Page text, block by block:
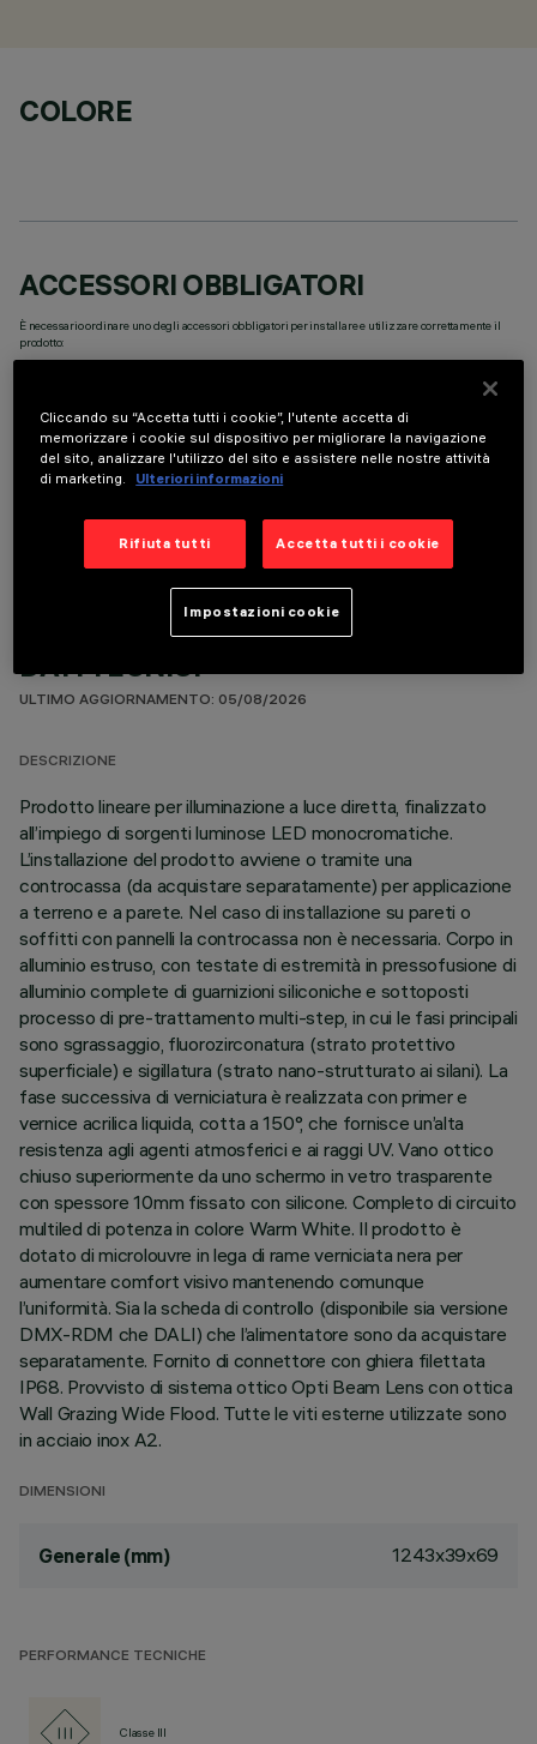
COLORE
ACCESSORI OBBLIGATORI
È necessario ordinare uno degli accessori obbligatori per installare e utilizzare correttamente il
prodotto:
COMPONENTI OPZIONALI
DATI TECNICI
ULTIMO AGGIORNAMENTO: 05/08/2026
DESCRIZIONE
Prodotto lineare per illuminazione a luce diretta, finalizzato
all’impiego di sorgenti luminose LED monocromatiche.
L’installazione del prodotto avviene o tramite una
controcassa (da acquistare separatamente) per applicazione
a terreno e a parete. Nel caso di installazione su pareti o
soffitti con pannelli la controcassa non è necessaria. Corpo in
alluminio estruso, con testate di estremità in pressofusione di
alluminio complete di guarnizioni siliconiche e sottoposti
processo di pre-trattamento multi-step, in cui le fasi principali
sono sgrassaggio, fluorozirconatura (strato protettivo
superficiale) e sigillatura (strato nano-strutturato ai silani). La
fase successiva di verniciatura è realizzata con primer e
vernice acrilica liquida, cotta a 150°, che fornisce un’alta
resistenza agli agenti atmosferici e ai raggi UV. Vano ottico
chiuso superiormente da uno schermo in vetro trasparente
con spessore 10mm fissato con silicone. Completo di circuito
multiled di potenza in colore Warm White. Il prodotto è
dotato di microlouvre in lega di rame verniciata nera per
aumentare comfort visivo mantenendo comunque
l’uniformità. Sia la scheda di controllo (disponibile sia versione
DMX-RDM che DALI) che l’alimentatore sono da acquistare
separatamente. Fornito di connettore con ghiera filettata
IP68. Provvisto di sistema ottico Opti Beam Lens con ottica
Wall Grazing Wide Flood. Tutte le viti esterne utilizzate sono
in acciaio inox A2.
DIMENSIONI
Generale (mm) 1243x39x69
PERFORMANCE TECNICHE
Classe III
Cliccando su “Accetta tutti i cookie”, l'utente accetta di
memorizzare i cookie sul dispositivo per migliorare la navigazione
del sito, analizzare l'utilizzo del sito e assistere nelle nostre attività
di marketing. Ulteriori informazioni
Rifiuta tutti Accetta tutti i cookie
Impostazioni cookie